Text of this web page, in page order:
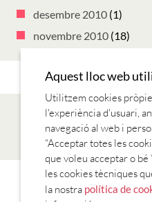
desembre 2010 (1)
novembre 2010 (18)
CANÇONS LECTURES
Aquest lloc web
Utilitzem cookies
l'experiència d'usuari,
navegació al web i
“Acceptar totes les
que voleu acceptar o bé
les cookies tècniques
la nostra política de